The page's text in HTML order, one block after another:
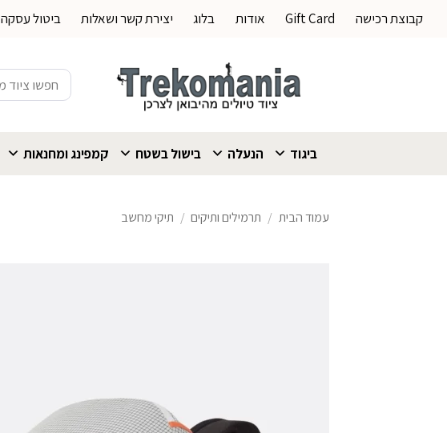
קבוצת רכישה Gift Card אודות בלוג יצירת קשר ושאלות ביטול עסקה
חיפוש
עבור:
ביגוד הנעלה בישול בשטח קמפינג ומחנאות
עמוד הבית / תרמילים ותיקים / תיקי מחשב